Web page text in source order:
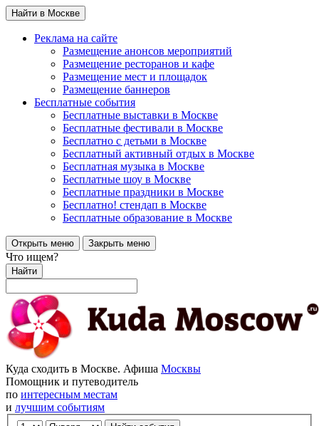
Найти в Москве
Реклама на сайте
Размещение анонсов мероприятий
Размещение ресторанов и кафе
Размещение мест и площадок
Размещение баннеров
Бесплатные события
Бесплатные выставки в Москве
Бесплатные фестивали в Москве
Бесплатно с детьми в Москве
Бесплатный активный отдых в Москве
Бесплатная музыка в Москве
Бесплатные шоу в Москве
Бесплатные праздники в Москве
Бесплатно! стендап в Москве
Бесплатные образование в Москве
Открыть меню Закрыть меню
Что ищем?
Найти
Куда сходить в Москве. Афиша Москвы
Помощник и путеводитель
по интересным местам
и лучшим событиям